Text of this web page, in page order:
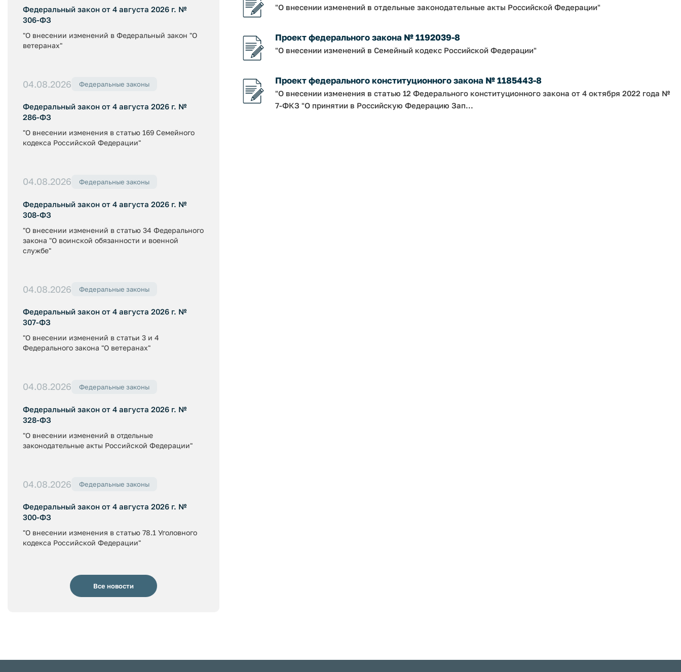
Федеральный закон от 4 августа 2026 г. №
306-ФЗ
"О внесении изменений в Федеральный закон "О
ветеранах"
04.08.2026 Федеральные законы
Федеральный закон от 4 августа 2026 г. №
286-ФЗ
"О внесении изменения в статью 169 Семейного
кодекса Российской Федерации"
04.08.2026 Федеральные законы
Федеральный закон от 4 августа 2026 г. №
308-ФЗ
"О внесении изменений в статью 34 Федерального
закона "О воинской обязанности и военной
службе"
04.08.2026 Федеральные законы
Федеральный закон от 4 августа 2026 г. №
307-ФЗ
"О внесении изменений в статьи 3 и 4
Федерального закона "О ветеранах"
04.08.2026 Федеральные законы
Федеральный закон от 4 августа 2026 г. №
328-ФЗ
"О внесении изменений в отдельные
законодательные акты Российской Федерации"
04.08.2026 Федеральные законы
Федеральный закон от 4 августа 2026 г. №
300-ФЗ
"О внесении изменения в статью 78.1 Уголовного
кодекса Российской Федерации"
Все новости
"О внесении изменений в отдельные законодательные акты Российской Федерации"
Проект федерального закона № 1192039-8
"О внесении изменений в Семейный кодекс Российской Федерации"
Проект федерального конституционного закона № 1185443-8
"О внесении изменения в статью 12 Федерального конституционного закона от 4 октября 2022 года №
7-ФКЗ "О принятии в Российскую Федерацию Зап...